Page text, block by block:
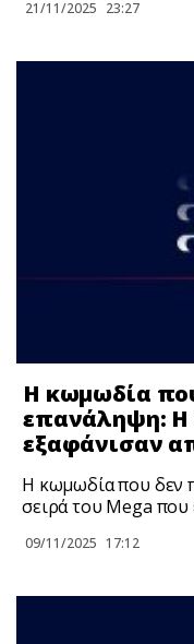
21/11/2025 23:27
Η κωμωδία
επανάληψη: Η
εξαφάνισαν
Η κωμωδία που δεν
σειρά του Mega που
09/11/2025 17:12